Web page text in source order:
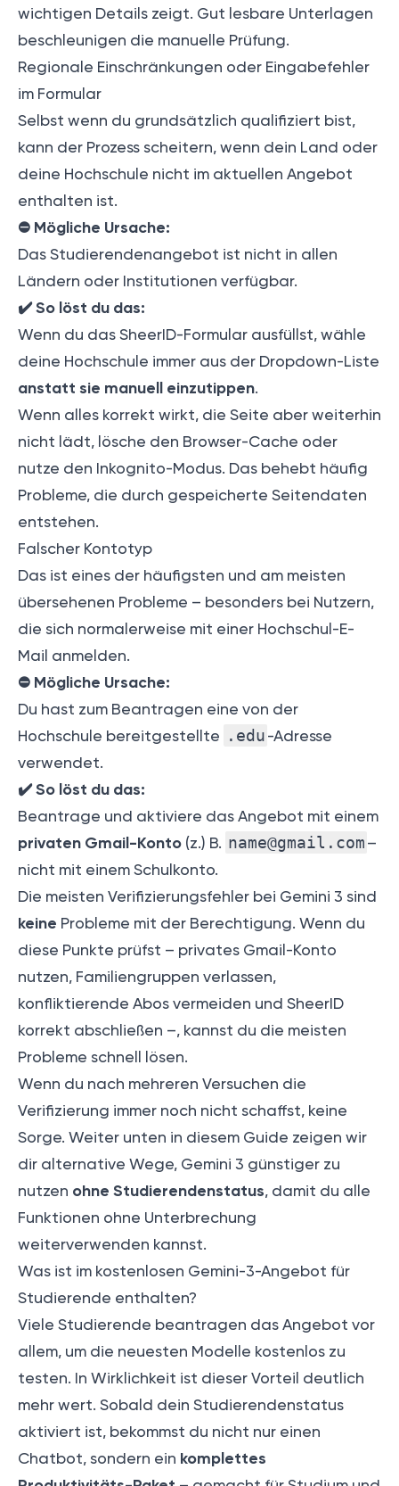
wichtigen Details zeigt. Gut lesbare Unterlagen
beschleunigen die manuelle Prüfung.
Regionale Einschränkungen oder Eingabefehler
im Formular
Selbst wenn du grundsätzlich qualifiziert bist,
kann der Prozess scheitern, wenn dein Land oder
deine Hochschule nicht im aktuellen Angebot
enthalten ist.
⛔️ Mögliche Ursache:
Das Studierendenangebot ist nicht in allen
Ländern oder Institutionen verfügbar.
✔️So löst du das:
Wenn du das SheerID-Formular ausfüllst, wähle
deine Hochschule immer aus der Dropdown-Liste
anstatt sie manuell einzutippen.
Wenn alles korrekt wirkt, die Seite aber weiterhin
nicht lädt, lösche den Browser-Cache oder
nutze den Inkognito-Modus. Das behebt häufig
Probleme, die durch gespeicherte Seitendaten
entstehen.
Falscher Kontotyp
Das ist eines der häufigsten und am meisten
übersehenen Probleme – besonders bei Nutzern,
die sich normalerweise mit einer Hochschul-E-
Mail anmelden.
⛔️ Mögliche Ursache:
Du hast zum Beantragen eine von der
Hochschule bereitgestellte .edu -Adresse
verwendet.
✔️So löst du das:
Beantrage und aktiviere das Angebot mit einem
privaten Gmail-Konto (z.) B. name@gmail.com –
nicht mit einem Schulkonto.
Die meisten Verifizierungsfehler bei Gemini 3 sind
keine Probleme mit der Berechtigung. Wenn du
diese Punkte prüfst – privates Gmail-Konto
nutzen, Familiengruppen verlassen,
konfliktierende Abos vermeiden und SheerID
korrekt abschließen –, kannst du die meisten
Probleme schnell lösen.
Wenn du nach mehreren Versuchen die
Verifizierung immer noch nicht schaffst, keine
Sorge. Weiter unten in diesem Guide zeigen wir
dir alternative Wege, Gemini 3 günstiger zu
nutzen ohne Studierendenstatus, damit du alle
Funktionen ohne Unterbrechung
weiterverwenden kannst.
Was ist im kostenlosen Gemini-3-Angebot für
Studierende enthalten?
Viele Studierende beantragen das Angebot vor
allem, um die neuesten Modelle kostenlos zu
testen. In Wirklichkeit ist dieser Vorteil deutlich
mehr wert. Sobald dein Studierendenstatus
aktiviert ist, bekommst du nicht nur einen
Chatbot, sondern ein komplettes